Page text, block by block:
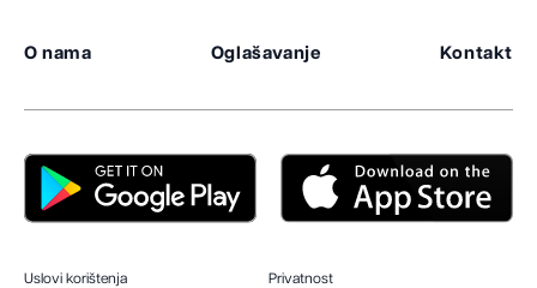
O nama Oglašavanje Kontakt
Uslovi korištenja Privatnost